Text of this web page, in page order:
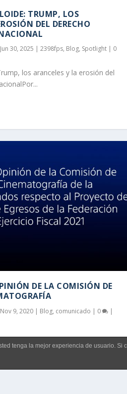
TRUMP, LOS
DEL DERECHO
Jun 30, 2025 |2398fps, Blog, Spotlight | 0
los aranceles y la erosión del
DE LA COMISIÓN DE
Nov 9, 2020 | Blog, comunicado | 0 |
tenga la mejor experiencia de usuario.